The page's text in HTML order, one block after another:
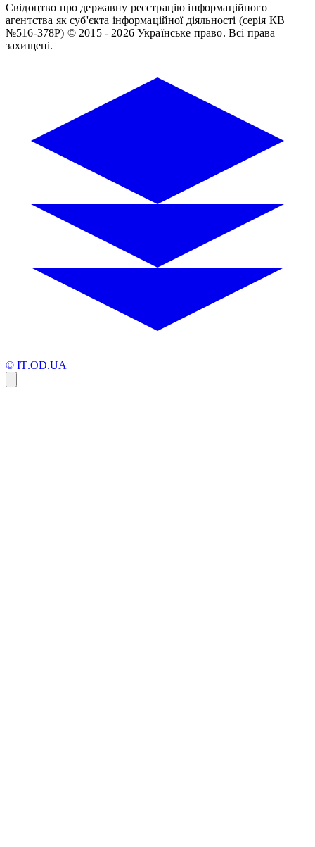
Свідоцтво про державну реєстрацію інформаційного
агентства як суб'єкта інформаційної діяльності (серія КВ
№516-378Р) © 2015 - 2026 Українське право. Всі права
захищені.
© IT.OD.UA